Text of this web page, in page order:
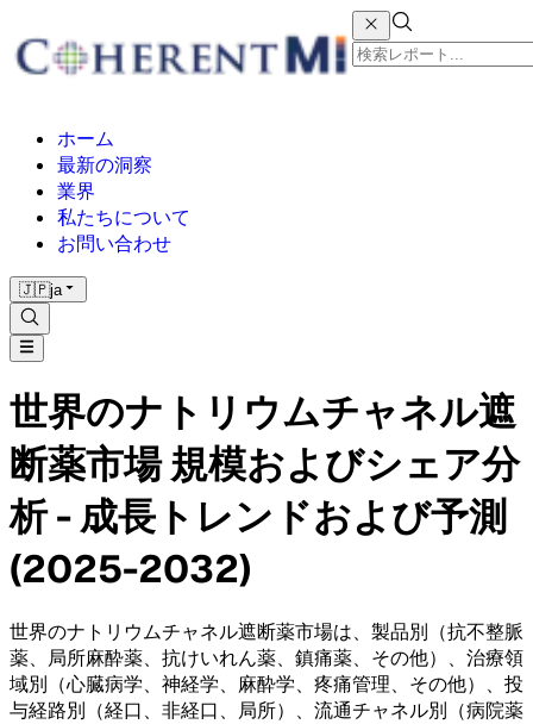
ホーム
最新の洞察
業界
私たちについて
お問い合わせ
🇯🇵ja
世界のナトリウムチャネル遮
断薬市場 規模およびシェア分
析 - 成長トレンドおよび予測
(2025-2032)
世界のナトリウムチャネル遮断薬市場は、製品別（抗不整脈
薬、局所麻酔薬、抗けいれん薬、鎮痛薬、その他）、治療領
域別（心臓病学、神経学、麻酔学、疼痛管理、その他）、投
与経路別（経口、非経口、局所）、流通チャネル別（病院薬